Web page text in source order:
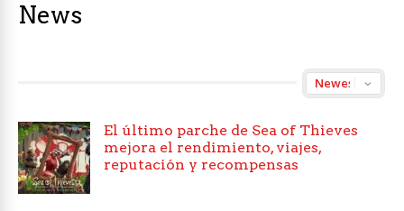
News
El último parche de Sea of Thieves
mejora el rendimiento, viajes,
reputación y recompensas